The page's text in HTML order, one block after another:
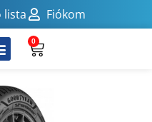
lista Fiókom
0